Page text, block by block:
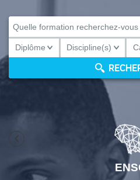
Diplôme
Diplôme Discipline(s)
Discipline(s)